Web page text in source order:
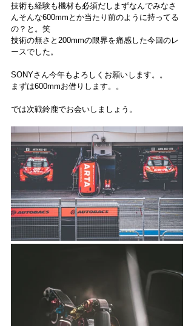
技術も経験も機材も必須だしまずなんでみなさ
んそんな600mmとか当たり前のように持ってる
の？と。笑
技術の無さと200mmの限界を痛感した今回のレ
ースでした。
SONYさん今年もよろしくお願いします。。
まずは600mmお借りします。。
では次戦鈴鹿でお会いしましょう。